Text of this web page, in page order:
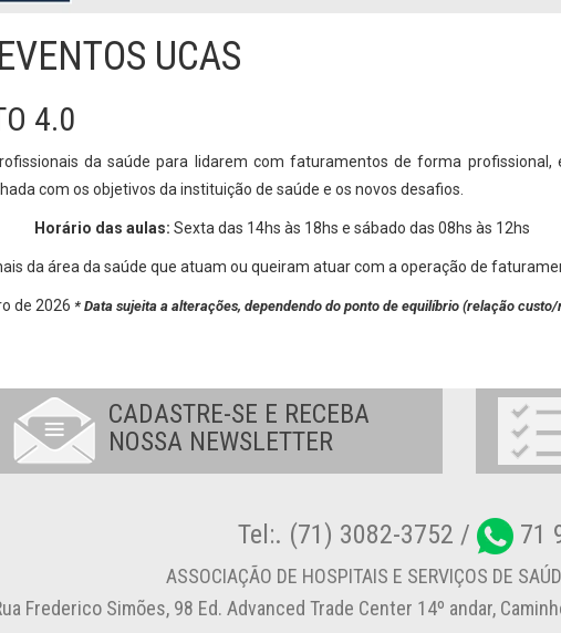
UCAS
4.0
da saúde para lidarem com faturamentos de forma profissional,
com os objetivos da instituição de saúde e os novos desafios.
Horário das aulas: Sexta das 14hs às 18hs e sábado das 08hs às 12hs
da área da saúde que atuam ou queiram atuar com a operação de
de 2026 * Data sujeita a alterações, dependendo do ponto de equilíbrio (relação
CADASTRE-SE E RECEBA
NOSSA NEWSLETTER
Tel:. (71) 3082-3752 / 71
ASSOCIAÇÃO DE HOSPITAIS E SERVIÇOS DE
Frederico Simões, 98 Ed. Advanced Trade Center 14º andar,